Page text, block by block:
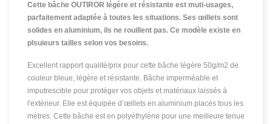
Cette bâche OUTIROR légère et résistante est muti-usages,
parfaitement adaptée à toutes les situations. Ses œillets sont
solides en aluminium, ils ne rouillent pas. Ce modèle existe en
plsuieurs tailles selon vos besoins.
Excellent rapport qualité/prix pour cette bâche légère 50g/m2 de
couleur bleue, légère et résistante. Bâche imperméable et
imputrescible pour protéger vos objets et matériaux laissés à
l'extérieur. Elle est équipée d’œillets en aluminium placés tous les
mètres. Cette bâche est en polyéthylène pour une meilleure tenue